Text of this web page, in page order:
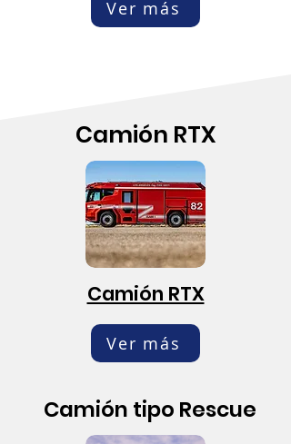
Ver más
Camión RTX
Camión RTX
Ver más
Camión tipo Rescue